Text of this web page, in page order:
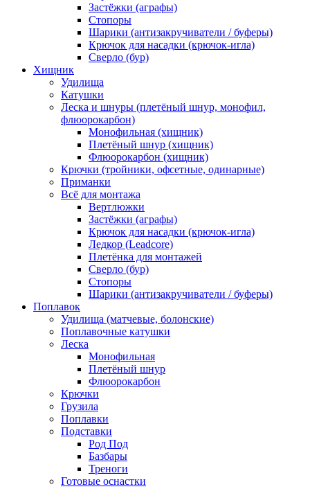
Застёжки (аграфы)
Стопоры
Шарики (антизакручиватели / буферы)
Крючок для насадки (крючок-игла)
Сверло (бур)
Хищник
Удилища
Катушки
Леска и шнуры (плетёный шнур, монофил,
флюорокарбон)
Монофильная (хищник)
Плетёный шнур (хищник)
Флюорокарбон (хищник)
Крючки (тройники, офсетные, одинарные)
Приманки
Всё для монтажа
Вертлюжки
Застёжки (аграфы)
Крючок для насадки (крючок-игла)
Ледкор (Leadcore)
Плетёнка для монтажей
Сверло (бур)
Стопоры
Шарики (антизакручиватели / буферы)
Поплавок
Удилища (матчевые, болонские)
Поплавочные катушки
Леска
Монофильная
Плетёный шнур
Флюорокарбон
Крючки
Грузила
Поплавки
Подставки
Род Под
Базбары
Треноги
Готовые оснастки